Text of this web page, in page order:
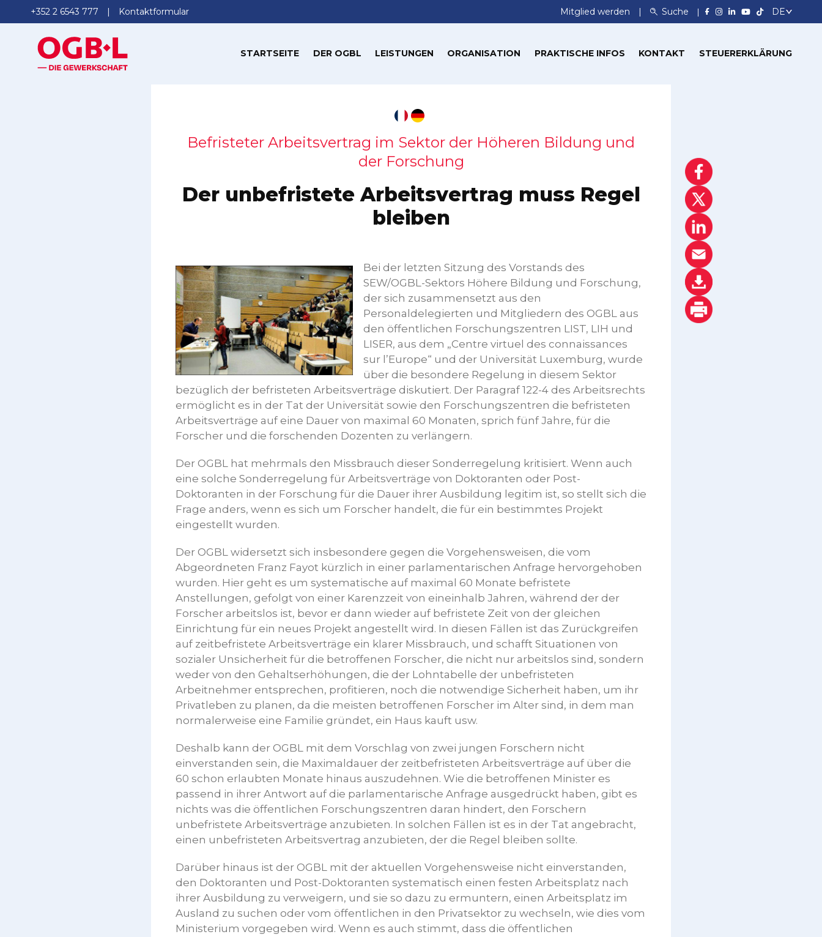
+352 2 6543 777 Kontaktformular Mitglied werden Suche
STARTSEITE DER OGBL LEISTUNGEN ORGANISATION PRAKTISCHE INFOS KONTAKT STEUERERKLÄRUNG
Befristeter Arbeitsvertrag im Sektor der Höheren Bildung und
der Forschung
Der unbefristete Arbeitsvertrag muss Regel
bleiben
Bei der letzten Sitzung des Vorstands des
SEW/OGBL-Sektors Höhere Bildung und Forschung,
der sich zusammensetzt aus den
Personaldelegierten und Mitgliedern des OGBL aus
den öffentlichen Forschungszentren LIST, LIH und
LISER, aus dem „Centre virtuel des connaissances
sur l’Europe“ und der Universität Luxemburg, wurde
über die besondere Regelung in diesem Sektor
bezüglich der befristeten Arbeitsverträge diskutiert. Der Paragraf 122-4 des Arbeitsrechts
ermöglicht es in der Tat der Universität sowie den Forschungszentren die befristeten
Arbeitsverträge auf eine Dauer von maximal 60 Monaten, sprich fünf Jahre, für die
Forscher und die forschenden Dozenten zu verlängern.
Der OGBL hat mehrmals den Missbrauch dieser Sonderregelung kritisiert. Wenn auch
eine solche Sonderregelung für Arbeitsverträge von Doktoranten oder Post-
Doktoranten in der Forschung für die Dauer ihrer Ausbildung legitim ist, so stellt sich die
Frage anders, wenn es sich um Forscher handelt, die für ein bestimmtes Projekt
eingestellt wurden.
Der OGBL widersetzt sich insbesondere gegen die Vorgehensweisen, die vom
Abgeordneten Franz Fayot kürzlich in einer parlamentarischen Anfrage hervorgehoben
wurden. Hier geht es um systematische auf maximal 60 Monate befristete
Anstellungen, gefolgt von einer Karenzzeit von eineinhalb Jahren, während der der
Forscher arbeitslos ist, bevor er dann wieder auf befristete Zeit von der gleichen
Einrichtung für ein neues Projekt angestellt wird. In diesen Fällen ist das Zurückgreifen
auf zeitbefristete Arbeitsverträge ein klarer Missbrauch, und schafft Situationen von
sozialer Unsicherheit für die betroffenen Forscher, die nicht nur arbeitslos sind, sondern
weder von den Gehaltserhöhungen, die der Lohntabelle der unbefristeten
Arbeitnehmer entsprechen, profitieren, noch die notwendige Sicherheit haben, um ihr
Privatleben zu planen, da die meisten betroffenen Forscher im Alter sind, in dem man
normalerweise eine Familie gründet, ein Haus kauft usw.
Deshalb kann der OGBL mit dem Vorschlag von zwei jungen Forschern nicht
einverstanden sein, die Maximaldauer der zeitbefristeten Arbeitsverträge auf über die
60 schon erlaubten Monate hinaus auszudehnen. Wie die betroffenen Minister es
passend in ihrer Antwort auf die parlamentarische Anfrage ausgedrückt haben, gibt es
nichts was die öffentlichen Forschungszentren daran hindert, den Forschern
unbefristete Arbeitsverträge anzubieten. In solchen Fällen ist es in der Tat angebracht,
einen unbefristeten Arbeitsvertrag anzubieten, der die Regel bleiben sollte.
Darüber hinaus ist der OGBL mit der aktuellen Vorgehensweise nicht einverstanden,
den Doktoranten und Post-Doktoranten systematisch einen festen Arbeitsplatz nach
ihrer Ausbildung zu verweigern, und sie so dazu zu ermuntern, einen Arbeitsplatz im
Ausland zu suchen oder vom öffentlichen in den Privatsektor zu wechseln, wie dies vom
Ministerium vorgegeben wird. Wenn es auch stimmt, dass die öffentlichen